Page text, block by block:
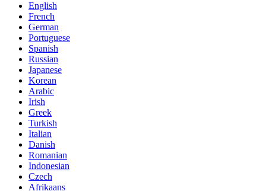
English
French
German
Portuguese
Spanish
Russian
Japanese
Korean
Arabic
Irish
Greek
Turkish
Italian
Danish
Romanian
Indonesian
Czech
Afrikaans